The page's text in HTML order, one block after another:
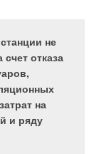
не
отказа
на
и ряду
Финляндии.
в
485 ТЭЦ,